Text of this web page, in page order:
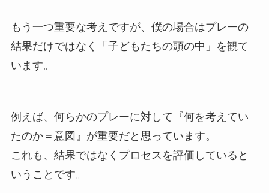
もう一つ重要な考えですが、僕の場合はプレーの
結果だけではなく「子どもたちの頭の中」を観て
います。
例えば、何らかのプレーに対して『何を考えてい
たのか＝意図』が重要だと思っています。
これも、結果ではなくプロセスを評価していると
いうことです。